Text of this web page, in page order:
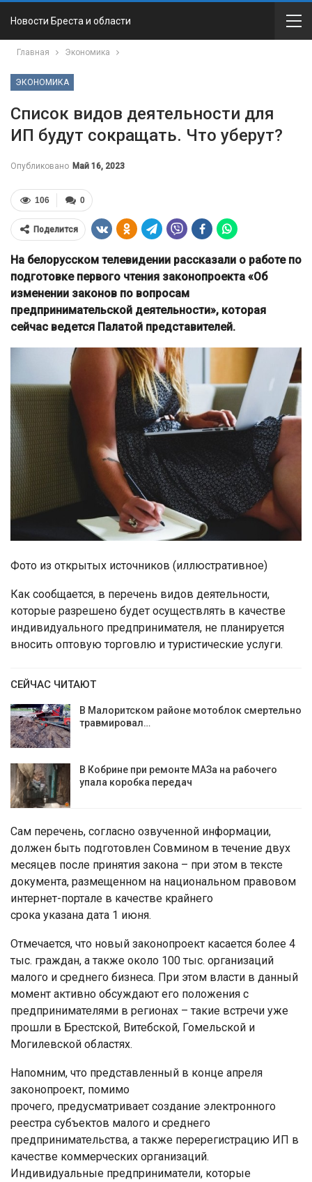
Новости Бреста и области
Главная Экономика
ЭКОНОМИКА
Список видов деятельности для
ИП будут сокращать. Что уберут?
Опубликовано Май 16, 2023
0
106
Поделится
На белорусском телевидении рассказали о работе по
подготовке первого чтения законопроекта «Об
изменении законов по вопросам
предпринимательской деятельности», которая
сейчас ведется Палатой представителей.
Фото из открытых источников (иллюстративное)
Как сообщается, в перечень видов деятельности,
которые разрешено будет осуществлять в качестве
индивидуального предпринимателя, не планируется
вносить оптовую торговлю и туристические услуги.
СЕЙЧАС ЧИТАЮТ
В Малоритском районе мотоблок смертельно
травмировал…
В Кобрине при ремонте МАЗа на рабочего
упала коробка передач
Сам перечень, согласно озвученной информации,
должен быть подготовлен Совмином в течение двух
месяцев после принятия закона – при этом в тексте
документа, размещенном на национальном правовом
интернет-портале в качестве крайнего
срока указана дата 1 июня.
Отмечается, что новый законопроект касается более 4
тыс. граждан, а также около 100 тыс. организаций
малого и среднего бизнеса. При этом власти в данный
момент активно обсуждают его положения с
предпринимателями в регионах – такие встречи уже
прошли в Брестской, Витебской, Гомельской и
Могилевской областях.
Напомним, что представленный в конце апреля
законопроект, помимо
прочего, предусматривает создание электронного
реестра субъектов малого и среднего
предпринимательства, а также перерегистрацию ИП в
качестве коммерческих организаций.
Индивидуальные предприниматели, которые